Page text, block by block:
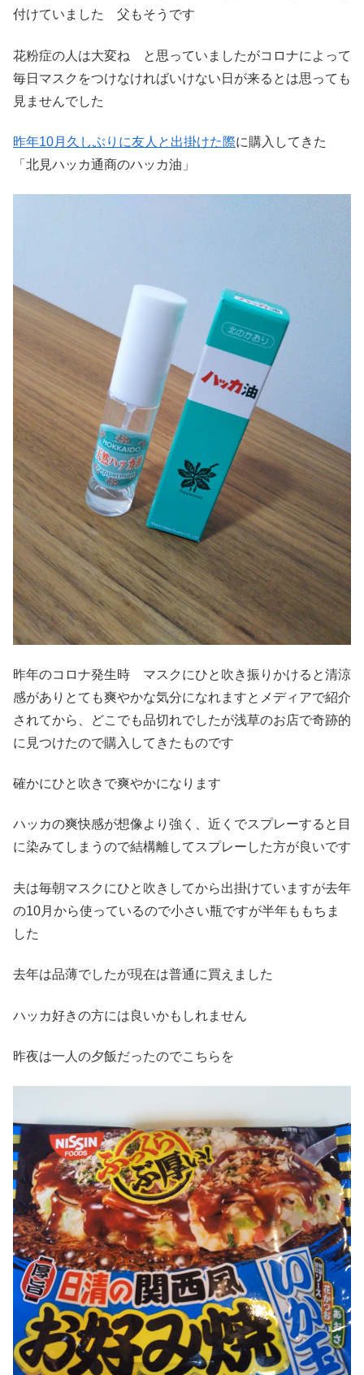
付けていました 父もそうです
花粉症の人は大変ね と思っていましたがコロナによって
毎日マスクをつけなければいけない日が来るとは思っても
見ませんでした
昨年10月久しぶりに友人と出掛けた際に購入してきた
「北見ハッカ通商のハッカ油」
昨年のコロナ発生時 マスクにひと吹き振りかけると清涼
感がありとても爽やかな気分になれますとメディアで紹介
されてから、どこでも品切れでしたが浅草のお店で奇跡的
に見つけたので購入してきたものです
確かにひと吹きで爽やかになります
ハッカの爽快感が想像より強く、近くでスプレーすると目
に染みてしまうので結構離してスプレーした方が良いです
夫は毎朝マスクにひと吹きしてから出掛けていますが去年
の10月から使っているので小さい瓶ですが半年ももちま
した
去年は品薄でしたが現在は普通に買えました
ハッカ好きの方には良いかもしれません
昨夜は一人の夕飯だったのでこちらを